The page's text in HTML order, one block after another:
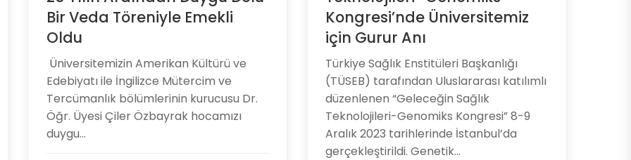
Bir Veda Töreniyle Emekli
Oldu
​ Üniversitemizin Amerikan Kültürü ve
Edebiyatı ile İngilizce Mütercim ve
Tercümanlık bölümleri​nin kurucusu Dr.
Öğr. Üyesi Çiler Özbayrak hocamızı
duygu...
Kongresi’nde Üniversitemiz
için Gurur Anı
​Türkiye Sağlık Enstitüleri Başkanlığı
(TÜSEB) tarafından Uluslararası katılımlı
düzenlenen “Geleceğin Sağlık
Teknolojileri-Genomiks Kongresi” 8-9
Aralık 2023 tarihlerinde İstanbul’da
gerçekleştirildi. Genetik...